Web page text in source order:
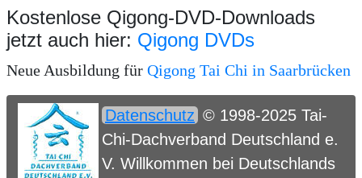
Kostenlose Qigong-DVD-Downloads
jetzt auch hier: Qigong DVDs
Neue Ausbildung für Qigong Tai Chi in Saarbrücken
Datenschutz © 1998-2025 Tai-
Chi-Dachverband Deutschland e.
V. Willkommen bei Deutschlands